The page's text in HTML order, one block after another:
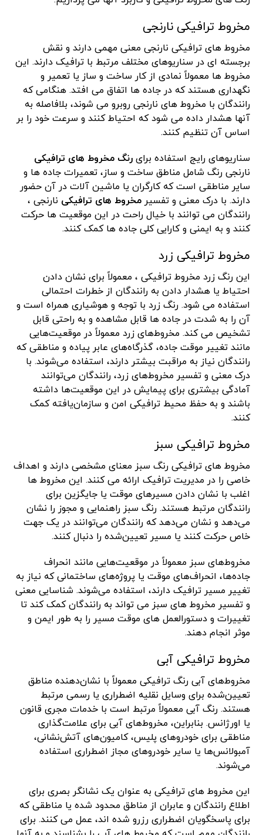
مخروط ترافیکی نارنجی
مخروط های ترافیکی نارنجی معنی مهمی دارند و نقش
برجسته ای در سناریوهای مختلف مرتبط با ترافیک دارند. این
مخروط ها معمولاً نمادی از کار ساخت و ساز یا تعمیر و
نگهداری هستند که در جاده ها اتفاق می افتد. هنگامی که
رانندگان با مخروط های نارنجی روبرو می شوند، بلافاصله به
آنها هشدار داده می شود که احتیاط کنند و سرعت خود را بر
اساس آن تنظیم کنند.
سناریوهای رایج استفاده برایرنگ مخروط های ترافیکی
نارنجی رنگ شامل مناطق ساخت و ساز، تعمیرات جاده ها و
سایر مناطقی است که کارگران یا ماشین آلات در آن حضور
دارند. با درک معنی و تفسیرمخروط های ترافیکی نارنجی ،
رانندگان می توانند با خیال راحت در این موقعیت ها حرکت
کنند و به ایمنی و کارایی کلی جاده ها کمک کنند.
مخروط ترافیکی زرد
این رنگ زرد مخروط ترافیکی ، معمولاً برای نشان دادن
احتیاط یا هشدار دادن به رانندگان از خطرات احتمالی
استفاده می شود. رنگ زرد با توجه و هوشیاری همراه است و
آن را به شدت در جاده ها قابل مشاهده و به راحتی قابل
تشخیص می کند. مخروط‌های زرد معمولاً در موقعیت‌هایی
مانند تغییر موقت جاده، گذرگاه‌های عابر پیاده و مناطقی که
رانندگان نیاز به مراقبت بیشتر دارند، استفاده می‌شوند. با
درک معنی و تفسیر مخروط‌های زرد، رانندگان می‌توانند
آمادگی بیشتری برای پیمایش در این موقعیت‌ها داشته
باشند و به حفظ محیط ترافیکی امن و سازمان‌یافته کمک
کنند.
مخروط ترافیکی سبز
مخروط های ترافیکی رنگ سبز معنای مشخصی دارند و اهداف
خاصی را در مدیریت ترافیک ارائه می کنند. این مخروط ها
اغلب با نشان دادن مسیرهای موقت یا جایگزین برای
رانندگان مرتبط هستند. رنگ سبز راهنمایی و مجوز را نشان
می‌دهد و نشان می‌دهد که رانندگان می‌توانند در یک جهت
خاص حرکت کنند یا مسیر تعیین‌شده را دنبال کنند.
مخروط‌های سبز معمولاً در موقعیت‌هایی مانند انحراف
جاده‌ها، انحراف‌های موقت یا پروژه‌های ساختمانی که نیاز به
تغییر مسیر ترافیک دارند، استفاده می‌شوند. شناسایی معنی
و تفسیر مخروط های سبز می تواند به رانندگان کمک کند تا
تغییرات و دستورالعمل های موقت مسیر را به طور ایمن و
موثر انجام دهند.
مخروط ترافیکی آبی
مخروط‌های آبی رنگ ترافیکی معمولاً با نشان‌دهنده مناطق
تعیین‌شده برای وسایل نقلیه اضطراری یا رسمی مرتبط
هستند. رنگ آبی معمولاً مرتبط است با خدمات مجری قانون
یا اورژانس. بنابراین، مخروط‌های آبی برای علامت‌گذاری
مناطقی برای خودروهای پلیس، کامیون‌های آتش‌نشانی،
آمبولانس‌ها یا سایر خودروهای مجاز اضطراری استفاده
می‌شوند.
این مخروط های ترافیکی به عنوان یک نشانگر بصری برای
اطلاع رانندگان و عابران از مناطق محدود شده یا مناطقی که
برای پاسخگویان اضطراری رزرو شده اند، عمل می کنند. برای